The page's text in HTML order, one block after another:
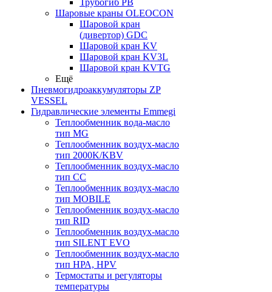
Трубогиб PB
Шаровые краны OLEOCON
Шаровой кран
(дивертор) GDC
Шаровой кран KV
Шаровой кран KV3L
Шаровой кран KVTG
Ещё
Пневмогидроаккумуляторы ZP
VESSEL
Гидравлические элементы Emmegi
Теплообменник вода-масло
тип MG
Теплообменник воздух-масло
тип 2000K/KBV
Теплообменник воздух-масло
тип CC
Теплообменник воздух-масло
тип MOBILE
Теплообменник воздух-масло
тип RID
Теплообменник воздух-масло
тип SILENT EVO
Теплообменник воздух-масло
тип НРА, HPV
Термостаты и регуляторы
температуры